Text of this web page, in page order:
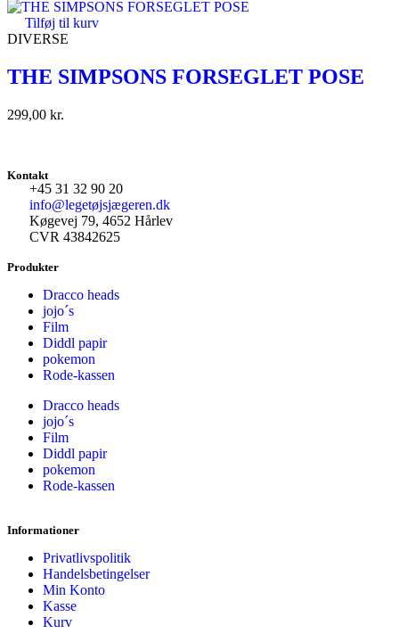
Tilføj til kurv
DIVERSE
THE SIMPSONS FORSEGLET POSE
299,00 kr.
Kontakt
+45 31 32 90 20
info@legetøjsjægeren.dk
Køgevej 79, 4652 Hårlev
CVR 43842625
Produkter
Dracco heads
jojo´s
Film
Diddl papir
pokemon
Rode-kassen
Dracco heads
jojo´s
Film
Diddl papir
pokemon
Rode-kassen
Informationer
Privatlivspolitik
Handelsbetingelser
Min Konto
Kasse
Kurv